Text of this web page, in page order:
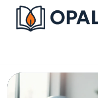
content